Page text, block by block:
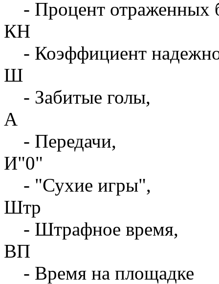
- Процент отраженных
КН
- Коэффициент
Ш
- Забитые голы,
А
- Передачи,
И"0"
- "Сухие игры",
Штр
- Штрафное время,
ВП
- Время на площадке